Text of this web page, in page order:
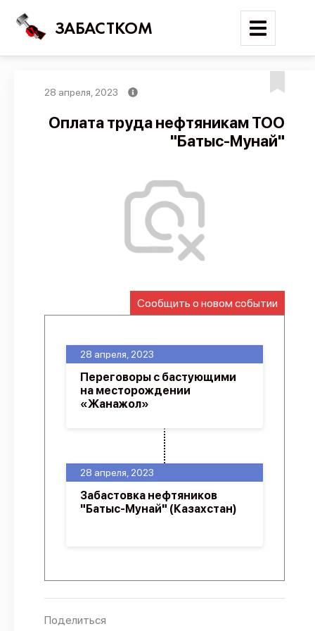
ЗАБАСТКОМ
Поиск
Карта событий
Трудовые конфликты
Отчеты
Предложить публикацию
API
Политика конфиденциальности
28 апреля, 2023
Оплата труда нефтяникам ТОО
"Батыс-Мунай"
Сообщить о новом событии
28 апреля, 2023
Забастовка нефтяников
"Батыс-Мунай" (Казахстан)
28 апреля, 2023
Переговоры с бастующими
на месторождении
«Жанажол»
Поделиться